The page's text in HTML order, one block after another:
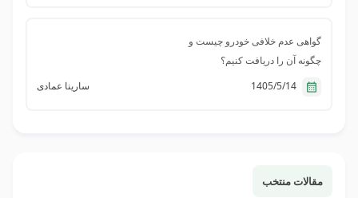
گواهی عدم خلافی خودرو چیست و
چگونه آن را دریافت کنیم؟
سارینا عمادی
مقالات منتخب